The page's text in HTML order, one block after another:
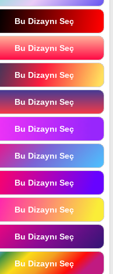
Bu Dizaynı Seç
Bu Dizaynı Seç
Bu Dizaynı Seç
Bu Dizaynı Seç
Bu Dizaynı Seç
Bu Dizaynı Seç
Bu Dizaynı Seç
Bu Dizaynı Seç
Bu Dizaynı Seç
Bu Dizaynı Seç